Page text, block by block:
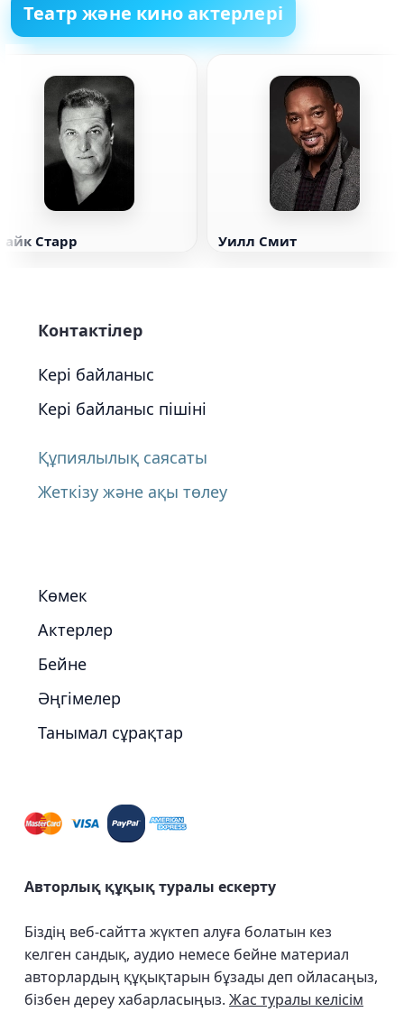
Театр және кино актерлері
Старр Уилл Смит
Контактілер
Кері байланыс
Кері байланыс пішіні
Құпиялылық саясаты
Жеткізу және ақы төлеу
Көмек
Актерлер
Бейне
Әңгімелер
Танымал сұрақтар
Авторлық құқық туралы ескерту
Біздің веб-сайтта жүктеп алуға болатын кез
келген сандық, аудио немесе бейне материал
авторлардың құқықтарын бұзады деп ойласаңыз,
бізбен дереу хабарласыңыз. Жас туралы келісім